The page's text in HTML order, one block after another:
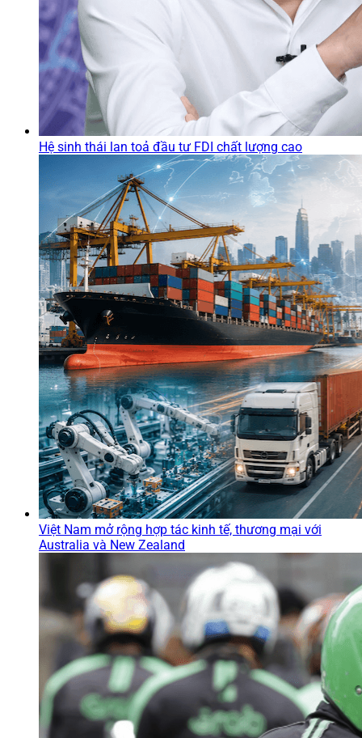
Hệ sinh thái lan toả đầu tư FDI chất lượng cao
Việt Nam mở rộng hợp tác kinh tế, thương mại với
Australia và New Zealand